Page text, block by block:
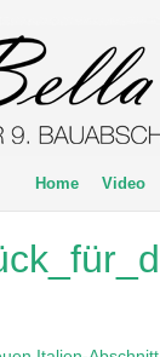
Home Video